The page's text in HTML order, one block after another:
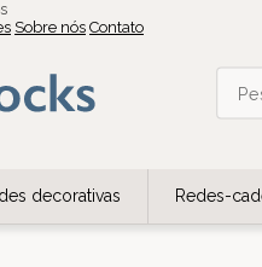
Sobre nós Contato
decorativas Redes-